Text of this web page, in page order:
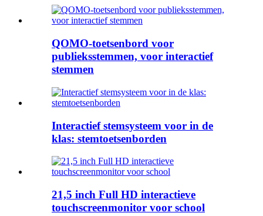
QOMO-toetsenbord voor
publieksstemmen, voor interactief
stemmen
Interactief stemsysteem voor in de
klas: stemtoetsenborden
21,5 inch Full HD interactieve
touchscreenmonitor voor school